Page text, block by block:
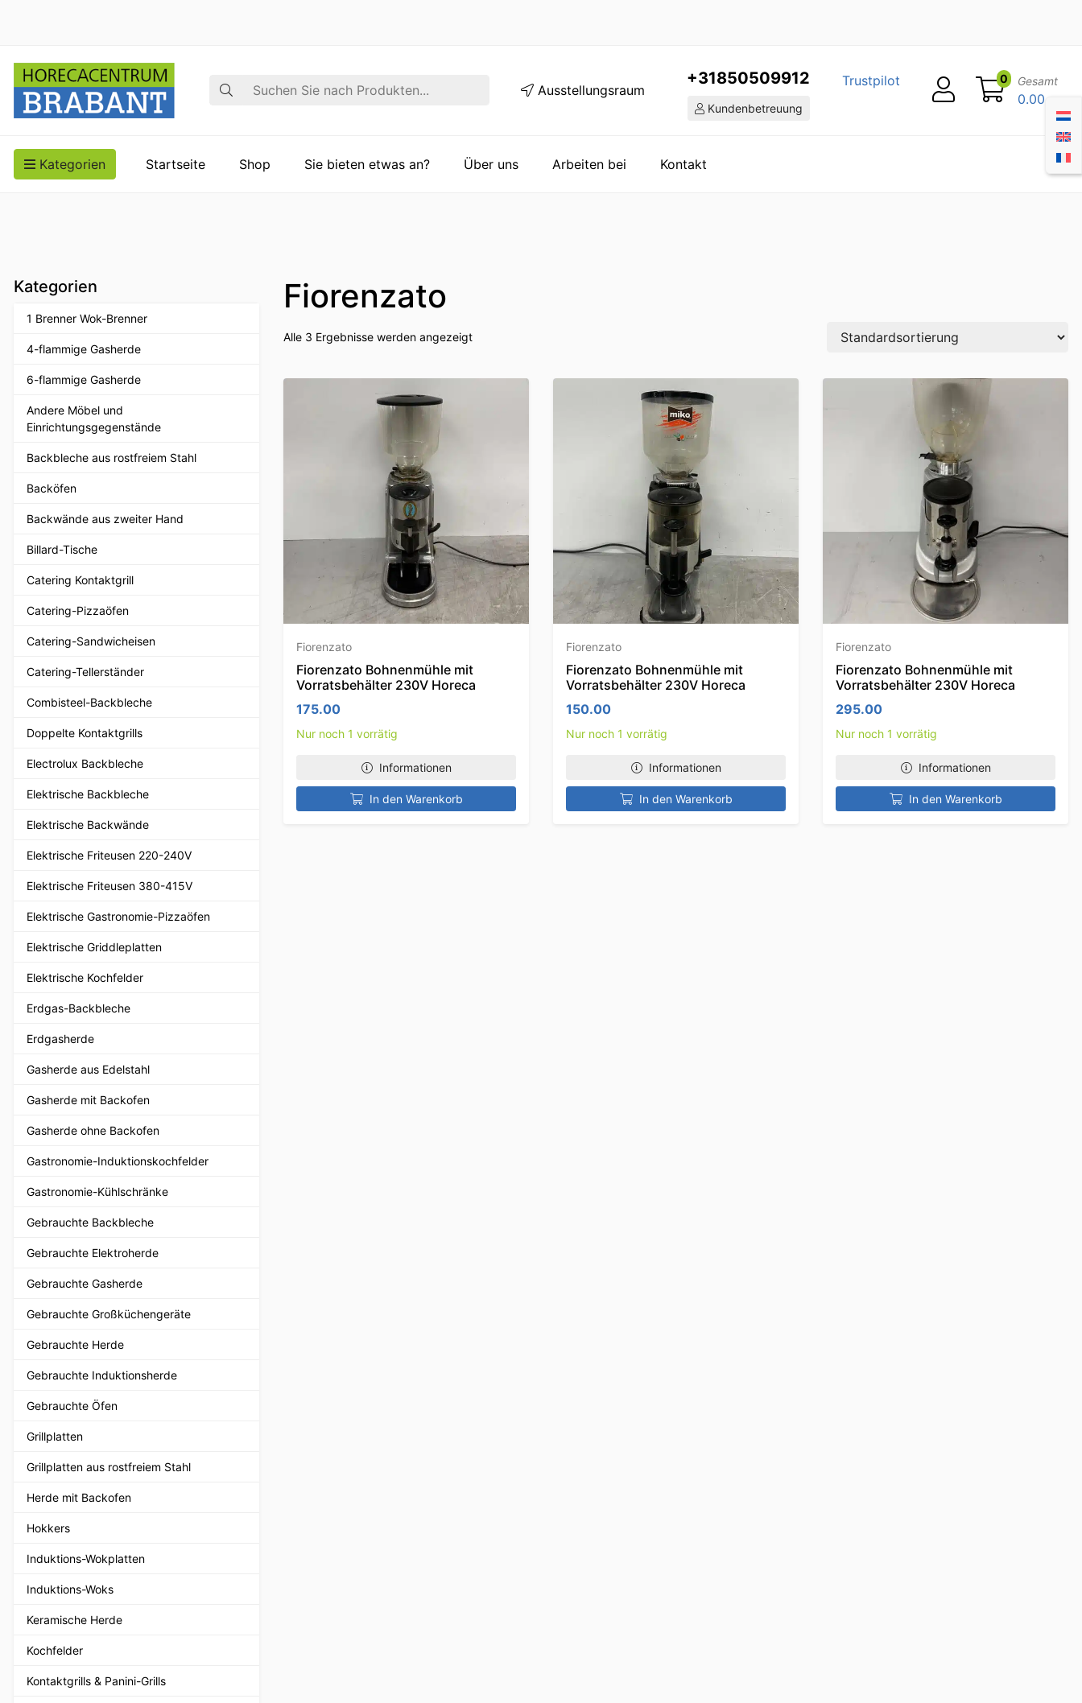
Suche Ausstellungsraum
+31850509912
Kundenbetreuung
Trustpilot 0 Gesamt
0.00
Kategorien Startseite Shop Sie bieten etwas an? Über uns Arbeiten bei Kontakt
Kategorien
1 Brenner Wok-Brenner
4-flammige Gasherde
6-flammige Gasherde
Andere Möbel und
Einrichtungsgegenstände
Backbleche aus rostfreiem Stahl
Backöfen
Backwände aus zweiter Hand
Billard-Tische
Catering Kontaktgrill
Catering-Pizzaöfen
Catering-Sandwicheisen
Catering-Tellerständer
Combisteel-Backbleche
Doppelte Kontaktgrills
Electrolux Backbleche
Elektrische Backbleche
Elektrische Backwände
Elektrische Friteusen 220-240V
Elektrische Friteusen 380-415V
Elektrische Gastronomie-Pizzaöfen
Elektrische Griddleplatten
Elektrische Kochfelder
Erdgas-Backbleche
Erdgasherde
Gasherde aus Edelstahl
Gasherde mit Backofen
Gasherde ohne Backofen
Gastronomie-Induktionskochfelder
Gastronomie-Kühlschränke
Gebrauchte Backbleche
Gebrauchte Elektroherde
Gebrauchte Gasherde
Gebrauchte Großküchengeräte
Gebrauchte Herde
Gebrauchte Induktionsherde
Gebrauchte Öfen
Grillplatten
Grillplatten aus rostfreiem Stahl
Herde mit Backofen
Hokkers
Induktions-Wokplatten
Induktions-Woks
Keramische Herde
Kochfelder
Kontaktgrills & Panini-Grills
Fiorenzato
Alle 3 Ergebnisse werden angezeigt
Fiorenzato
Fiorenzato Bohnenmühle mit
Vorratsbehälter 230V Horeca
175.00
Nur noch 1 vorrätig
Informationen
In den Warenkorb
Fiorenzato
Fiorenzato Bohnenmühle mit
Vorratsbehälter 230V Horeca
150.00
Nur noch 1 vorrätig
Informationen
In den Warenkorb
Fiorenzato
Fiorenzato Bohnenmühle mit
Vorratsbehälter 230V Horeca
295.00
Nur noch 1 vorrätig
Informationen
In den Warenkorb